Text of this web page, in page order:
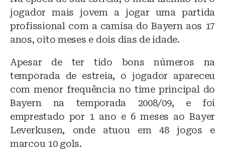
jogador mais jovem a jogar uma partida
profissional com a camisa do Bayern aos 17
anos, oito meses e dois dias de idade.
Apesar de ter tido bons números na
temporada de estreia, o jogador apareceu
com menor frequência no time principal do
Bayern na temporada 2008/09, e foi
emprestado por 1 ano e 6 meses ao Bayer
Leverkusen, onde atuou em 48 jogos e
marcou 10 gols.